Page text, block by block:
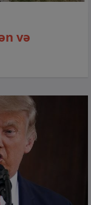
və